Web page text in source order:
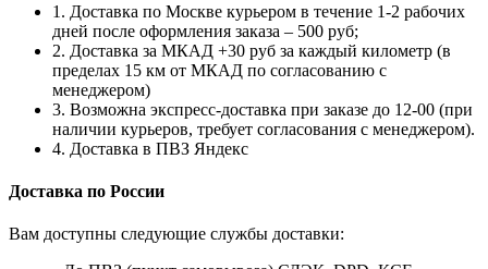
1. Доставка по Москве курьером в течение 1-2 рабочих
дней после оформления заказа – 500 руб;
2. Доставка за МКАД +30 руб за каждый километр (в
пределах 15 км от МКАД по согласованию с
менеджером)
3. Возможна экспресс-доставка при заказе до 12-00 (при
наличии курьеров, требует согласования с менеджером).
4. Доставка в ПВЗ Яндекс
Доставка по России
Вам доступны следующие службы доставки: